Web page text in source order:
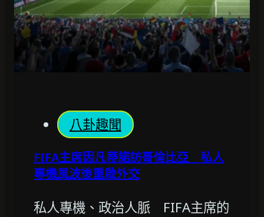
八卦趣聞
FIFA主席因凡蒂諾訪哥倫比亞 私人
專機風波後重啟外交
私人專機、政治人脈 FIFA主席的